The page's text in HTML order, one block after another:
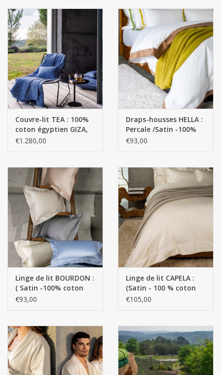
Couvre-lit TEA : 100%
coton égyptien GIZA,
fil extra long / 380
€1.280,00
Draps-housses HELLA :
Percale /Satin -100%
coton égyptien GIZA -
€93,00
Linge de lit BOURDON :
( Satin -100% coton
égyptien GIZA- Fils
€93,00
Linge de lit CAPELA :
(Satin - 100 % coton
égyptien GIZA - Fils
€105,00